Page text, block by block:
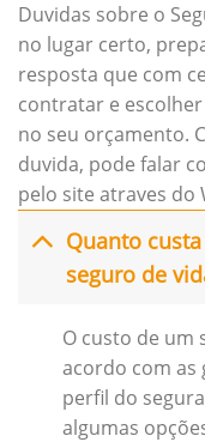
Duvidas sobre o
no lugar certo,
resposta que com
contratar e
no seu orçamento.
duvida, pode falar
pelo site atraves do
Quanto
seguro de
O custo de um
acordo com as
perfil do
algumas